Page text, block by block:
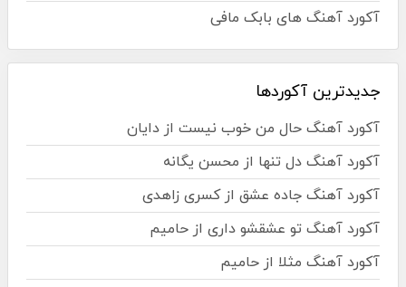
آکورد آهنگ های بابک مافی
جدیدترین آکوردها
آکورد آهنگ حال من خوب نیست از دایان
آکورد آهنگ دل تنها از محسن یگانه
آکورد آهنگ جاده عشق از کسری زاهدی
آکورد آهنگ تو عشقشو داری از حامیم
آکورد آهنگ مثلا از حامیم